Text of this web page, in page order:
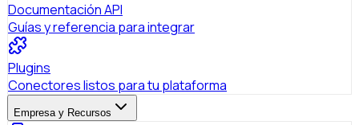
Documentación API
Guías y referencia para integrar
Plugins
Conectores listos para tu plataforma
Empresa y Recursos